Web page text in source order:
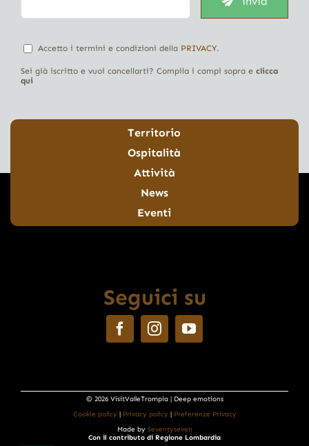
Accetto i termini e condizioni della PRIVACY.
Sei già iscritto e vuoi cancellarti? Compila i campi sopra e clicca
qui
Territorio
Ospitalità
Attività
News
Eventi
Seguici su
© 2026 VisitValleTrompia | Deep emotions
Cookie policy | Privacy policy | Preferenze Privacy
Made by Seventyseven
Con il contributo di Regione Lombardia